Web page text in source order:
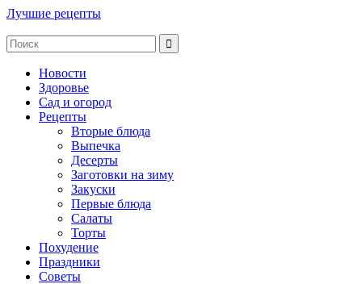
Лучшие рецепты
Новости
Здоровье
Сад и огород
Рецепты
Вторые блюда
Выпечка
Десерты
Заготовки на зиму
Закуски
Первые блюда
Салаты
Торты
Похудение
Праздники
Советы